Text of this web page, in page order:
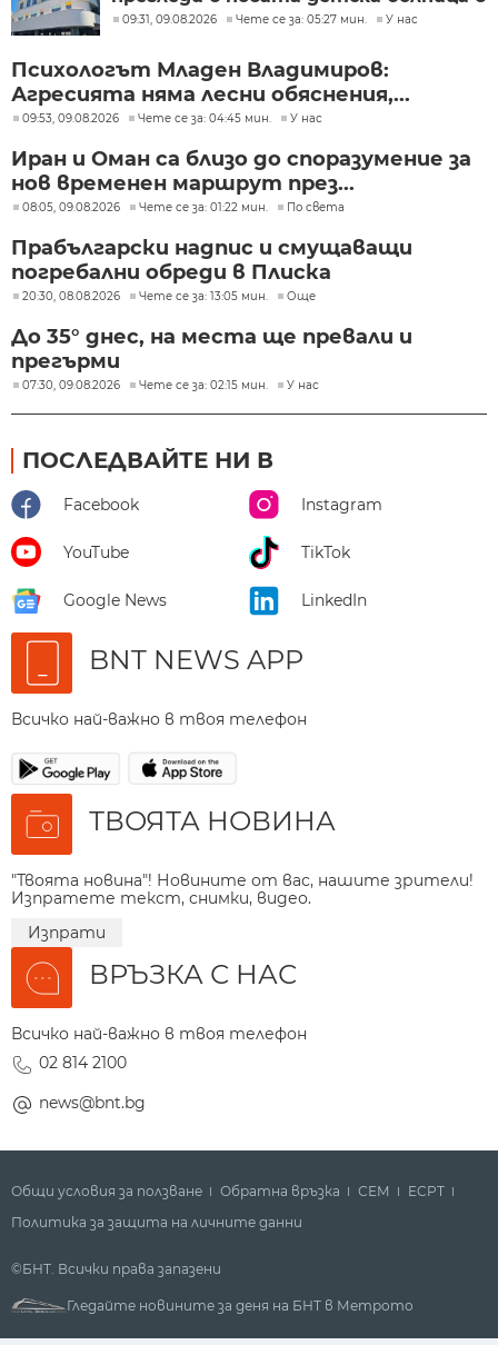
Бургас
09:31, 09.08.2026 Чете се за: 05:27 мин. У нас
Психологът Младен Владимиров:
Агресията няма лесни обяснения,...
09:53, 09.08.2026 Чете се за: 04:45 мин. У нас
Иран и Оман са близо до споразумение за
нов временен маршрут през...
08:05, 09.08.2026 Чете се за: 01:22 мин. По света
Прабългарски надпис и смущаващи
погребални обреди в Плиска
20:30, 08.08.2026 Чете се за: 13:05 мин. Още
До 35° днес, на места ще превали и
прегърми
07:30, 09.08.2026 Чете се за: 02:15 мин. У нас
ПОСЛЕДВАЙТЕ НИ В
Facebook Instagram
YouTube TikTok
Google News LinkedIn
BNT NEWS APP
Всичко най-важно в твоя телефон
ТВОЯТА НОВИНА
"Твоята новина"! Новините от вас, нашите зрители!
Изпратете текст, снимки, видео.
Изпрати
ВРЪЗКА С НАС
Всичко най-важно в твоя телефон
02 814 2100
news@bnt.bg
Общи условия за ползване Обратна връзка СЕМ
ECPT
Политика за защита на личните данни
©БНТ. Всички права запазени
Гледайте новините за деня на БНТ в Метрото